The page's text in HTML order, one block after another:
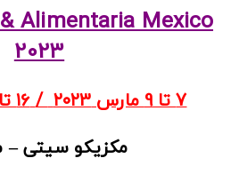
Alimentaria Mexico
2023
7 تا 9 مارس ۲۰۲3 /۱۶ تا ۱۸ اسفند
مکزیکو سیتی –